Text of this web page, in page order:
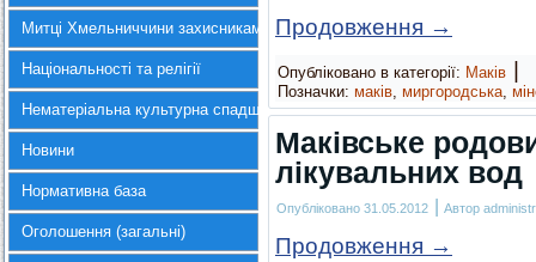
Митці Хмельниччини захисникам України
Національності та релігії
Нематеріальна культурна спадщина
Новини
Нормативна база
Оголошення (загальні)
Продовження →
Опубліковано в категорії: Маків
Позначки: маків, миргородська,
Маківське
лікувальних вод
Опубліковано 31.05.2012 | Автор
Продовження →